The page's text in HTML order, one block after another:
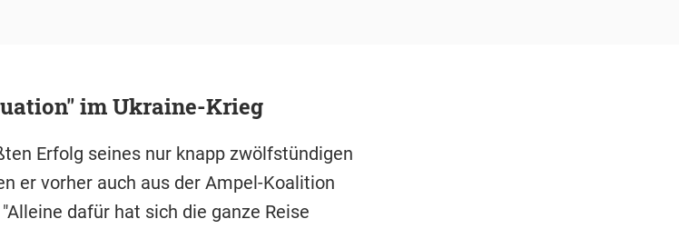
im Ukraine-Krieg
Erfolg seines nur knapp zwölfstündigen
er vorher auch aus der Ampel-Koalition
dafür hat sich die ganze Reise